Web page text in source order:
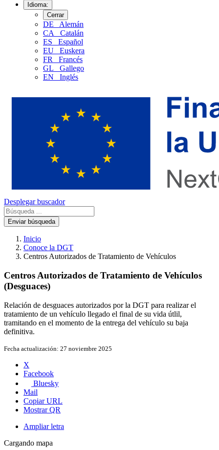
Idioma:
Cerrar
DE
Alemán
CA
Catalán
ES
Español
EU
Euskera
FR
Francés
GL
Gallego
EN
Inglés
Desplegar buscador
Enviar búsqueda
Inicio
Conoce la DGT
Centros Autorizados de Tratamiento de Vehículos
Centros Autorizados de Tratamiento de Vehículos
(Desguaces)
Relación de desguaces autorizados por la DGT para realizar el
tratamiento de un vehículo llegado el final de su vida útlil,
tramitando en el momento de la entrega del vehículo su baja
definitiva.
Fecha actualización: 27 noviembre 2025
X
Facebook
Bluesky
Mail
Copiar URL
Mostrar QR
Ampliar letra
Cargando mapa